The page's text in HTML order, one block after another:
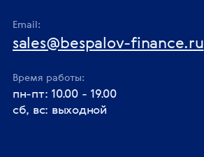
Email:
sales@bespalov-finance.ru
пн-пт: 10.00 - 19.00
сб, вс: выходной
Время работы: